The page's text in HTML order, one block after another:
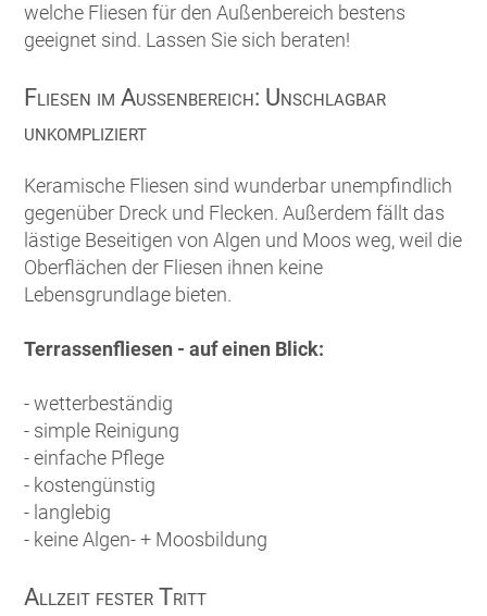
welche Fliesen für den Außenbereich bestens
geeignet sind. Lassen Sie sich beraten!
Fliesen im Außenbereich: Unschlagbar
unkompliziert
Keramische Fliesen sind wunderbar unempfindlich
gegenüber Dreck und Flecken. Außerdem fällt das
lästige Beseitigen von Algen und Moos weg, weil die
Oberflächen der Fliesen ihnen keine
Lebensgrundlage bieten.
Terrassenfliesen - auf einen Blick:
- wetterbeständig
- simple Reinigung
- einfache Pflege
- kostengünstig
- langlebig
- keine Algen- + Moosbildung
Allzeit fester Tritt